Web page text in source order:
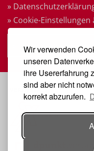
Wir verwenden
unseren
ihre Usererfahrung
sind aber nicht
korrekt abzurufen.
»
» Cookie-Einstellungen
» Vertrag widerrufen
VERANSTALTER